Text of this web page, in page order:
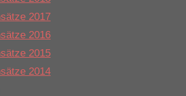
2017
2016
2015
2014
Streckenabschnitt
mithilfe von
Wärmebildkameras
abgesucht.
Bereits nach